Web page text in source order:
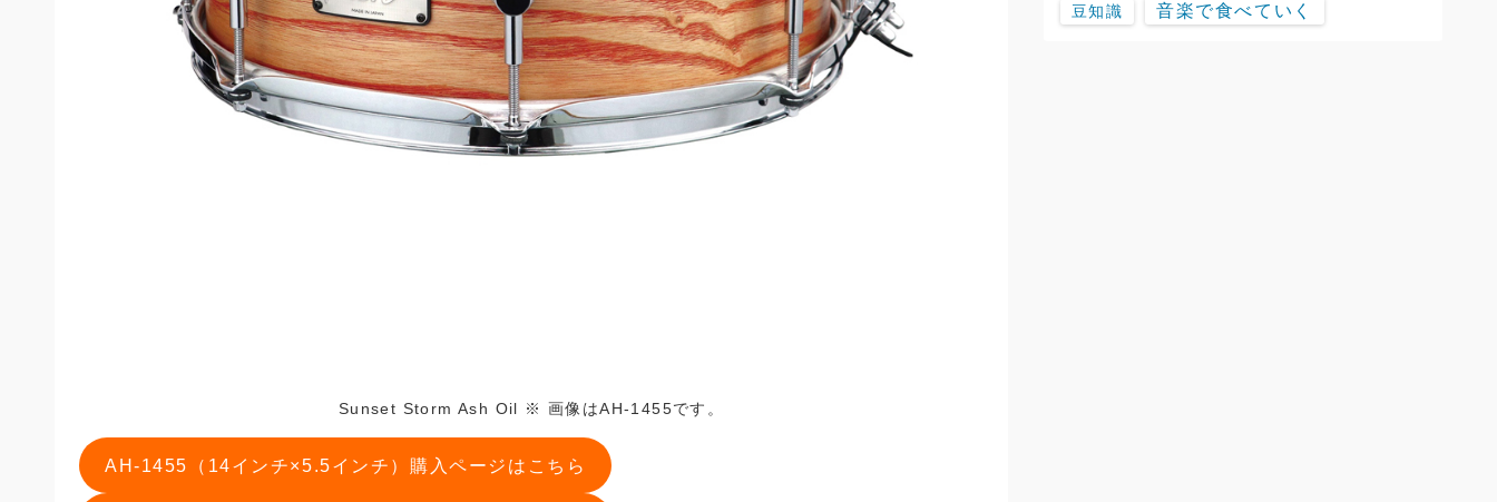
Sunset Storm Ash Oil ※ 画像はAH-1455です。
AH-1455（14インチ×5.5インチ）購入ページはこちら
豆知識 音楽で食べていく